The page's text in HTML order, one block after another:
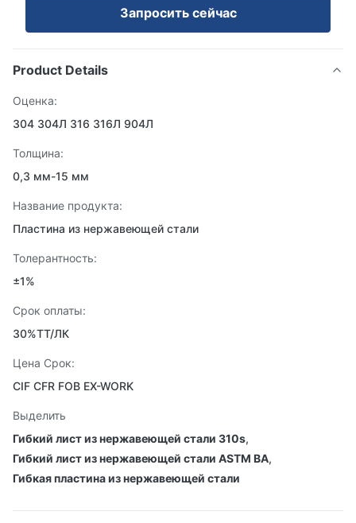
Запросить сейчас
Product Details
Оценка:
304 304Л 316 316Л 904Л
Толщина:
0,3 мм-15 мм
Название продукта:
Пластина из нержавеющей стали
Толерантность:
±1%
Срок оплаты:
30%ТТ/ЛК
Цена Срок:
CIF CFR FOB EX-WORK
Выделить
Гибкий лист из нержавеющей стали 310s,
Гибкий лист из нержавеющей стали ASTM BA,
Гибкая пластина из нержавеющей стали